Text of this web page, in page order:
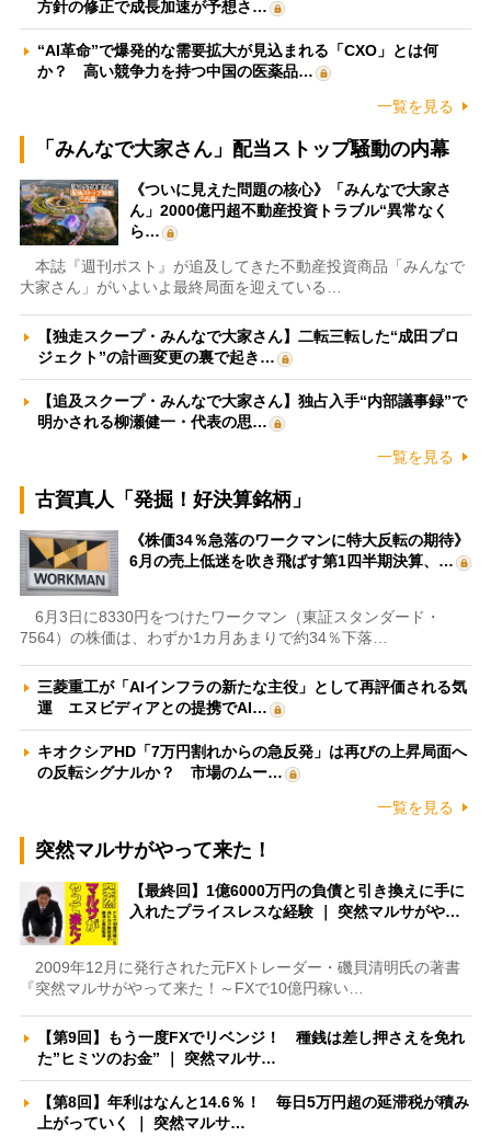
方針の修正で成長加速が予想さ…
“AI革命”で爆発的な需要拡大が見込まれる「CXO」とは何
か？ 高い競争力を持つ中国の医薬品…
一覧を見る
「みんなで大家さん」配当ストップ騒動の内幕
《ついに見えた問題の核心》「みんなで大家さ
ん」2000億円超不動産投資トラブル“異常なく
ら…
本誌『週刊ポスト』が追及してきた不動産投資商品「みんなで
大家さん」がいよいよ最終局面を迎えている…
【独走スクープ・みんなで大家さん】二転三転した“成田プロ
ジェクト”の計画変更の裏で起き…
【追及スクープ・みんなで大家さん】独占入手“内部議事録”で
明かされる柳瀬健一・代表の思…
一覧を見る
古賀真人「発掘！好決算銘柄」
《株価34％急落のワークマンに特大反転の期待》
6月の売上低迷を吹き飛ばす第1四半期決算、…
6月3日に8330円をつけたワークマン（東証スタンダード・
7564）の株価は、わずか1カ月あまりで約34％下落…
三菱重工が「AIインフラの新たな主役」として再評価される気
運 エヌビディアとの提携でAI…
キオクシアHD「7万円割れからの急反発」は再びの上昇局面へ
の反転シグナルか？ 市場のムー…
一覧を見る
突然マルサがやって来た！
【最終回】1億6000万円の負債と引き換えに手に
入れたプライスレスな経験 ｜ 突然マルサがや…
2009年12月に発行された元FXトレーダー・磯貝清明氏の著書
『突然マルサがやって来た！～FXで10億円稼い…
【第9回】もう一度FXでリベンジ！ 種銭は差し押さえを免れ
た”ヒミツのお金” ｜ 突然マルサ…
【第8回】年利はなんと14.6％！ 毎日5万円超の延滞税が積み
上がっていく ｜ 突然マルサ…